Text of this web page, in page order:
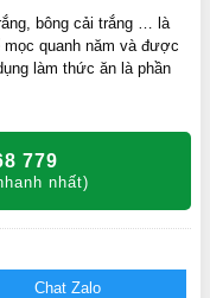
bông cải trắng … là
quanh năm và được
làm thức ăn là phần
779
nhất)
Chat Zalo